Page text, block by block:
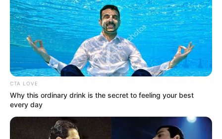
Suministrada
Por: Julieth Paola Hernández Parra
Enero 8, 2021
CTA LOVE
Why this ordinary drink is the secret to feeling your best
every day